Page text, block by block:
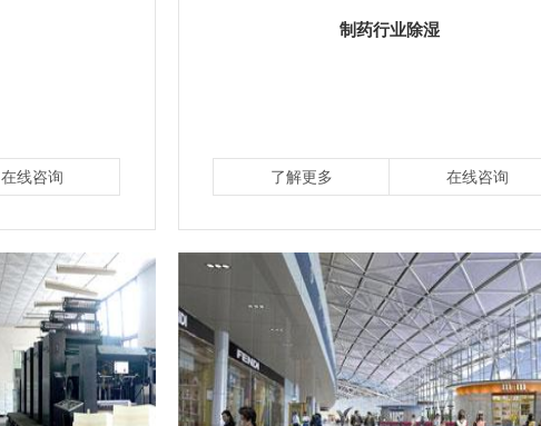
在线咨询
制药行业除湿
了解更多 在线咨询